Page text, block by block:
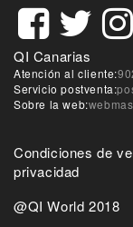
QI Canarias
Atención al cliente:
Servicio postventa:
Sobre la web:
Condiciones de
privacidad
@QI World 2018